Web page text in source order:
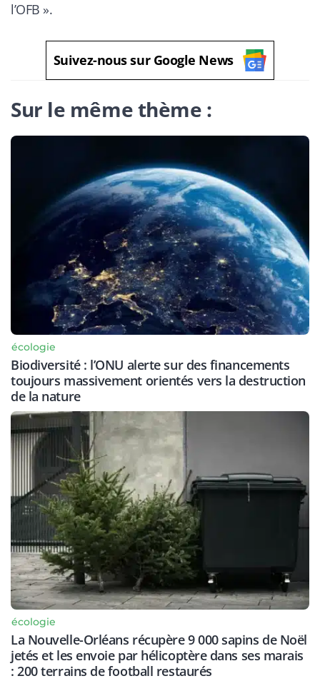
l’OFB ».
Suivez-nous sur Google News
Sur le même thème :
écologie
Biodiversité : l’ONU alerte sur des financements
toujours massivement orientés vers la destruction
de la nature
écologie
La Nouvelle-Orléans récupère 9 000 sapins de Noël
jetés et les envoie par hélicoptère dans ses marais
: 200 terrains de football restaurés